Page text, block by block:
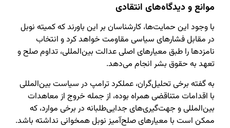
موانع و دیدگاه‌های انتقادی
با وجود این حمایت‌ها، کارشناسان بر این باورند که کمیته نوبل
در مقابل فشارهای سیاسی مقاومت خواهد کرد و انتخاب
نامزدها را طبق معیارهای اصلی عدالت بین‌المللی، تداوم صلح و
تعهد به حقوق بشر انجام می‌دهد.
به گفته برخی تحلیل‌گران، عملکرد ترامپ در سیاست بین‌المللی
با اقدامات متناقضی همراه بوده، از جمله خروج از معاهدات
بین‌المللی و جهت‌گیری‌های جدایی‌طلبانه در برخی موارد، که
ممکن است با معیارهای صلح‌آمیز نوبل همخوانی نداشته باشد.